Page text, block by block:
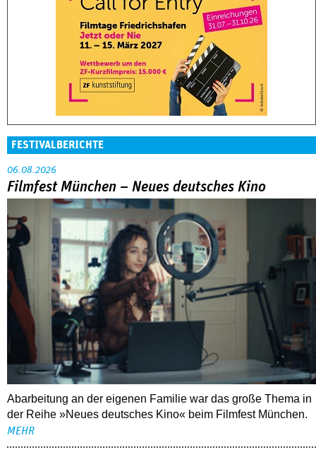
FESTIVALBERICHTE
Filmfest München – Neues deutsches Kino
Abarbeitung an der eigenen Familie war das große Thema in
der Reihe »Neues deutsches Kino« beim Filmfest München.
MEHR
DOK.fest München 2026
Crossing Europe: Ein großes Dach mit viel
drunter
Great Expectations: British Postwar Cinema